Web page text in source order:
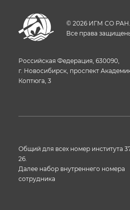
© 2026 ИГМ СО РАН.
Все права
Российская Федерация, 630090,
г. Новосибирск, проспект
Коптюга, 3
Общий для всех номер института
26.
Далее набор внутреннего номера
сотрудника